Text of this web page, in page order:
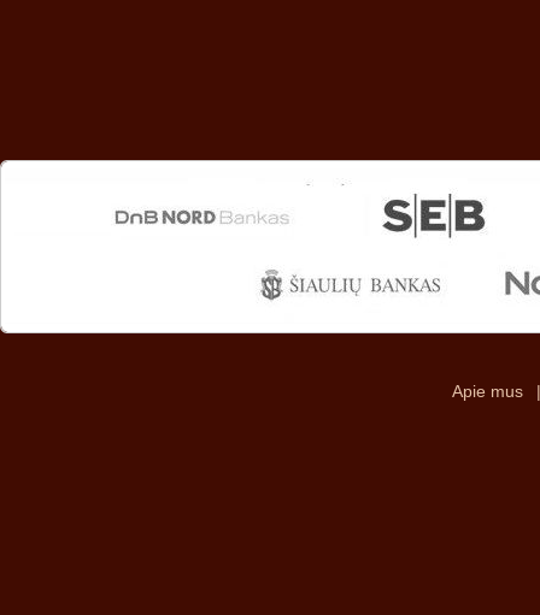
Apie mus |